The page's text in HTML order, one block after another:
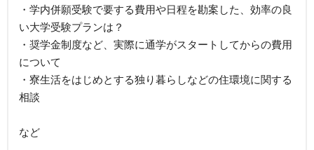
・学内併願受験で要する費用や日程を勘案した、効率の良
い大学受験プランは？
・奨学金制度など、実際に通学がスタートしてからの費用
について
・寮生活をはじめとする独り暮らしなどの住環境に関する
相談
など